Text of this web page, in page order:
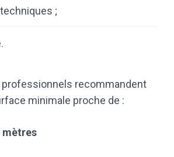
;
professionnels recommandent
minimale proche de :
mètres